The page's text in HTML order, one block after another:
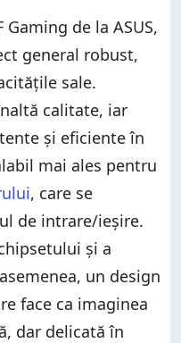
Gaming de la ASUS,
general robust,
sale.
calitate, iar
și eficiente în
mai ales pentru
, care se
de intrare/ieșire.
și a
un design
face ca imaginea
dar delicată în